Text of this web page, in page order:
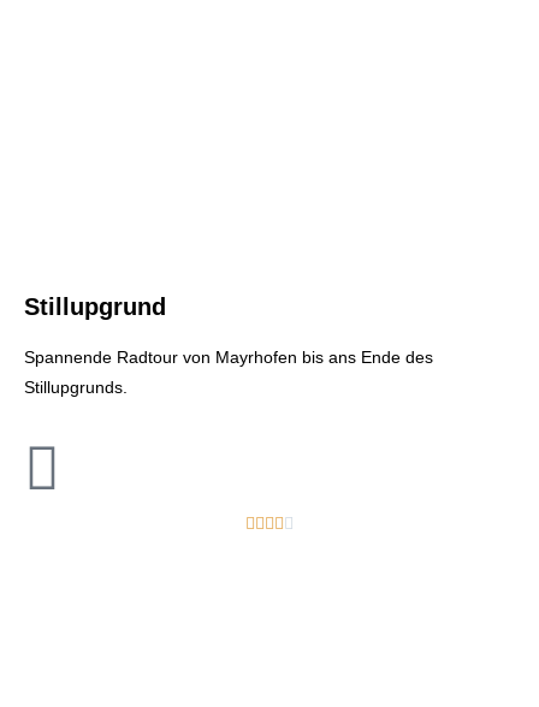
Stillupgrund
Spannende Radtour von Mayrhofen bis ans Ende des
Stillupgrunds.
    